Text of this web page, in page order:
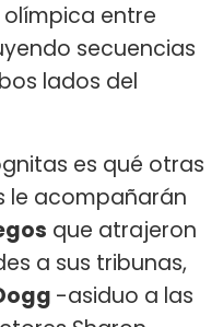
entre
secuencias
lados del
es qué otras
le acompañarán
que atrajeron
a sus tribunas,
-asiduo a las